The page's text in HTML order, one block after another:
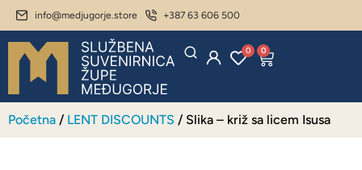
info@medjugorje.store +387 63 606 500
0 0
Početna / LENT DISCOUNTS / Slika – križ sa licem Isusa